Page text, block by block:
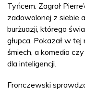
Tyńcem. Zagrał
zadowolonej z siebie
burżuazji, którego
głupca. Pokazał w
śmiech, a komedia
dla inteligencji.
Fronczewski